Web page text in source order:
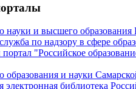
науки и высшего
по надзору в сфере
"Российское
образования и науки
электронная библиотека